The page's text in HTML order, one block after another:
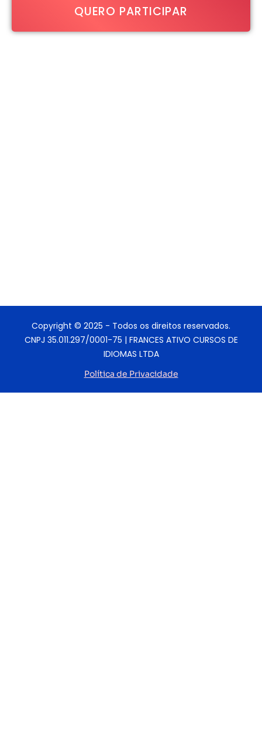
QUERO PARTICIPAR
Copyright © 2025 - Todos os direitos reservados.
CNPJ 35.011.297/0001-75 | FRANCES ATIVO CURSOS DE
IDIOMAS LTDA
Política de Privacidade